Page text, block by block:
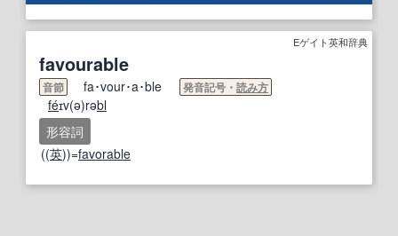
Eゲイト英和辞典
favourable
音節 fa･vour･a･ble 発音記号・ 読み方
féɪv(ə)rəbl
形容詞
((英))=favorable